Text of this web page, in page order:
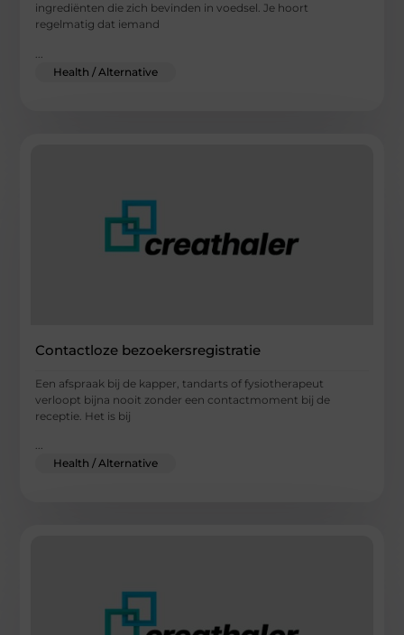
ingrediënten die zich bevinden in voedsel. Je hoort
regelmatig dat iemand
Health / Alternative
Contactloze bezoekersregistratie
Een afspraak bij de kapper, tandarts of fysiotherapeut
verloopt bijna nooit zonder een contactmoment bij de
receptie. Het is bij
...
Health / Alternative